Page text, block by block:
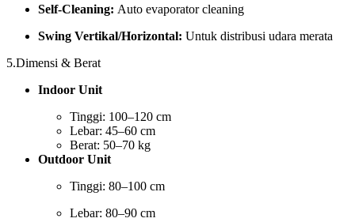
Self-Cleaning: Auto evaporator cleaning
Swing Vertikal/Horizontal: Untuk distribusi udara merata
5.Dimensi & Berat
Indoor Unit
Tinggi: 100–120 cm
Lebar: 45–60 cm
Berat: 50–70 kg
Outdoor Unit
Tinggi: 80–100 cm
Lebar: 80–90 cm